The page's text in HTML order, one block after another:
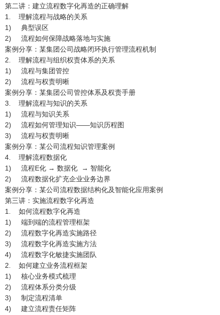
第二讲：建立流程数字化再造的正确理解
1. 理解流程与战略的关系
1) 典型误区
2) 流程如何保障战略落地与实施
案例分享：某集团公司战略闭环执行管理流程机制
2. 理解流程与组织权责体系的关系
1) 流程与集团管控
2) 流程与权责明晰
案例分享：某集团公司管控体系及权责手册
3. 理解流程与知识的关系
1) 流程与知识关系
2) 流程如何管理知识——知识历程图
3) 流程与权责明晰
案例分享：某公司流程知识管理案例
4. 理解流程数据化
1) 流程E化 → 数据化 → 智能化
2) 流程数据化扩充企业业务边界
案例分享：某公司流程数据结构化及智能化应用案例
第三讲：实施流程数字化再造
1. 如何流程数字化再造
1) 端到端的流程管理框架
2) 流程数字化再造实施路径
3) 流程数字化再造实施方法
4) 流程数字化敏捷实施团队
2. 如何建立业务流程框架
1) 核心业务模式梳理
2) 流程体系分类分级
3) 制定流程清单
4) 建立流程责任矩阵